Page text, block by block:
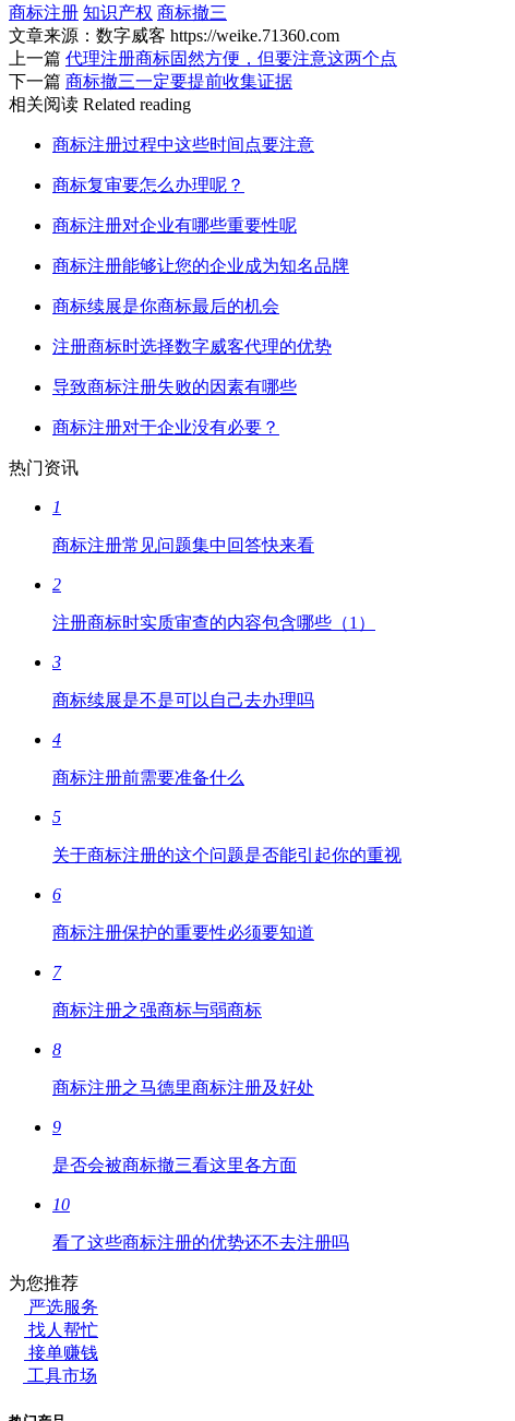
商标注册 知识产权 商标撤三
文章来源：数字威客 https://weike.71360.com
上一篇 代理注册商标固然方便，但要注意这两个点
下一篇 商标撤三一定要提前收集证据
相关阅读 Related reading
商标注册过程中这些时间点要注意
商标复审要怎么办理呢？
商标注册对企业有哪些重要性呢
商标注册能够让您的企业成为知名品牌
商标续展是你商标最后的机会
注册商标时选择数字威客代理的优势
导致商标注册失败的因素有哪些
商标注册对于企业没有必要？
热门资讯
1
商标注册常见问题集中回答快来看
2
注册商标时实质审查的内容包含哪些（1）
3
商标续展是不是可以自己去办理吗
4
商标注册前需要准备什么
5
关于商标注册的这个问题是否能引起你的重视
6
商标注册保护的重要性必须要知道
7
商标注册之强商标与弱商标
8
商标注册之马德里商标注册及好处
9
是否会被商标撤三看这里各方面
10
看了这些商标注册的优势还不去注册吗
为您推荐
严选服务
找人帮忙
接单赚钱
工具市场